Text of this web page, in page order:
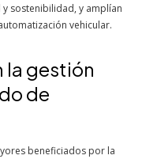
sostenibilidad, y amplían
vehicular.
la gestión
de
beneficiados por la